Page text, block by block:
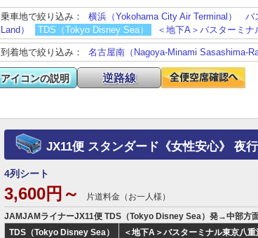
乗車地で絞り込み： 横浜（Yokohama City Air Terminal） バ
Land）
TDS（Tokyo Disney Sea） ＜地下A＞バスターミナ
到着地で絞り込み： 名古屋南（Nagoya-Minami Sasashima-
アイコンの説明 逆路線
JX11便 スタンダード《女性安心》 夜
4列シート
3,600円～ 片道料金（お一人様）
JAMJAMライナーJX11便 TDS（Tokyo Disney Sea）発→中部方
TDS（Tokyo Disney Sea）
＜地下A＞バスターミナル東京八